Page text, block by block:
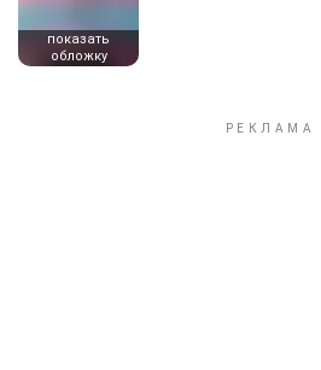
показать
обложку